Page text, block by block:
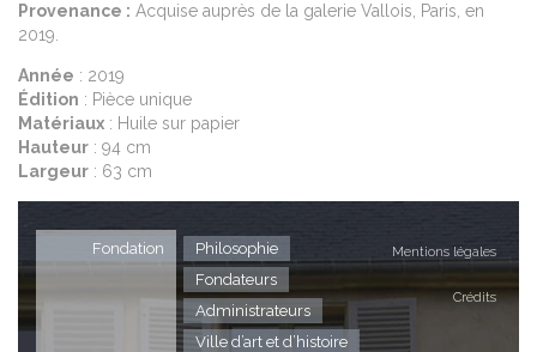
Provenance : Acquise auprès de la galerie Vallois, Paris, en
2019.
Année : 2019
Édition : Pièce unique
Matériaux : Huile sur papier
Hauteur : 94 cm
Largeur : 63 cm
Mentions légales
Crédits
Fondation
Philosophie
Fondateurs
Administrateurs
Ville d’art et d’histoire